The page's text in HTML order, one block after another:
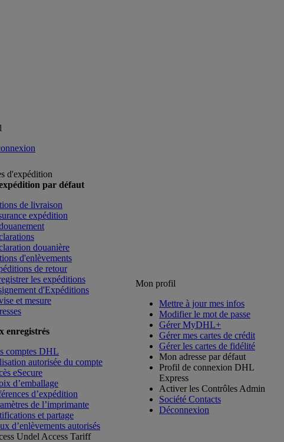
d'expédition
par défaut
de livraison
expédition
douanière
d'enlèvements
de retour
les expéditions
d'Expéditions
et mesure
enregistrés
comptes DHL
autorisée du compte
eSecure
d’emballage
d’expédition
de l’imprimante
et partage
d’enlèvements autorisés
Undel Access Tariff
Mon profil
Mettre à jour mes infos
Modifier le mot de passe
Gérer MyDHL+
Gérer mes cartes de crédit
Gérer les cartes de fidélité
Mon adresse par défaut
Profil de connexion DHL
Express
Activer les Contrôles Admin
Société Contacts
Déconnexion